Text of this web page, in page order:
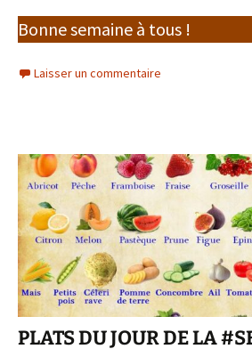
Bonne semaine à tous !
Laisser un commentaire
PLATS DU JOUR DE LA